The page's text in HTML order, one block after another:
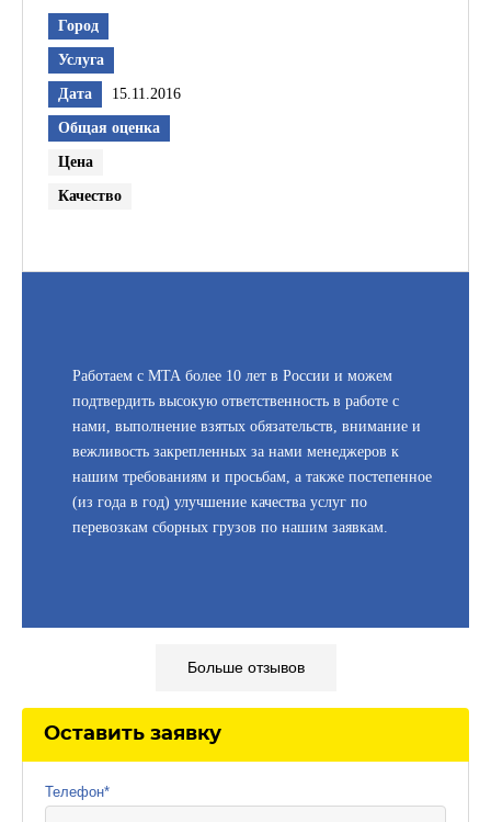
Город
Услуга
Дата 15.11.2016
Общая оценка
Цена
Качество
Работаем с МТА более 10 лет в России и можем
подтвердить высокую ответственность в работе с
нами, выполнение взятых обязательств, внимание и
вежливость закрепленных за нами менеджеров к
нашим требованиям и просьбам, а также постепенное
(из года в год) улучшение качества услуг по
перевозкам сборных грузов по нашим заявкам.
Больше отзывов
Оставить заявку
Телефон*